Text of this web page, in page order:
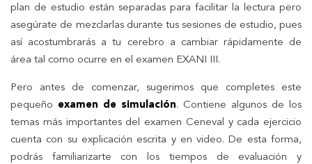
plan de estudio están separadas para facilitar la lectura pero
asegúrate de mezclarlas durante tus sesiones de estudio, pues
así acostumbrarás a tu cerebro a cambiar rápidamente de
área tal como ocurre en el examen EXANI III.
Pero antes de comenzar, sugerimos que completes este
pequeño examen de simulación. Contiene algunos de los
temas más importantes del examen Ceneval y cada ejercicio
cuenta con su explicación escrita y en video. De esta forma,
podrás familiarizarte con los tiempos de evaluación y